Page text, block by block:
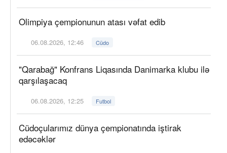
Olimpiya çempionunun atası vəfat edib
06.08.2026, 12:46 Cüdo
"Qarabağ" Konfrans Liqasında Danimarka klubu ilə
qarşılaşacaq
06.08.2026, 12:25 Futbol
Cüdoçularımız dünya çempionatında iştirak
edəcəklər